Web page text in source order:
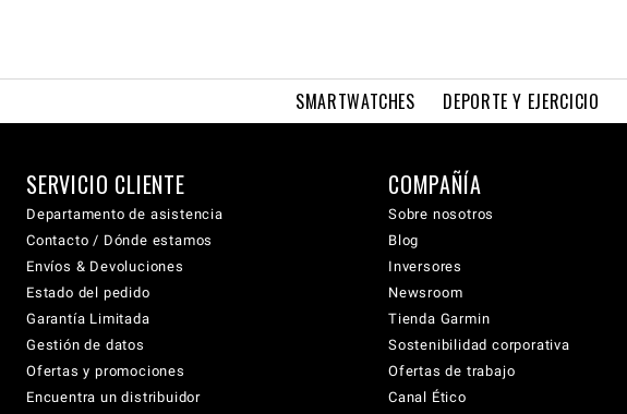
SMARTWATCHES DEPORTE Y EJERCICIO
SERVICIO CLIENTE
Departamento de asistencia
Contacto / Dónde estamos
Envíos & Devoluciones
Estado del pedido
Garantía Limitada
Gestión de datos
Ofertas y promociones
Encuentra un distribuidor
COMPAÑÍA
Sobre nosotros
Blog
Inversores
Newsroom
Tienda Garmin
Sostenibilidad corporativa
Ofertas de trabajo
Canal Ético